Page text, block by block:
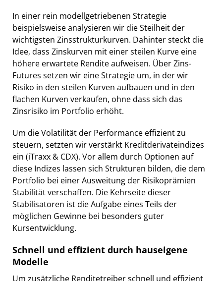
In einer rein modellgetriebenen Strategie
beispielsweise analysieren wir die Steilheit der
wichtigsten Zinsstrukturkurven. Dahinter steckt die
Idee, dass Zinskurven mit einer steilen Kurve eine
höhere erwartete Rendite aufweisen. Über Zins-
Futures setzen wir eine Strategie um, in der wir
Risiko in den steilen Kurven aufbauen und in den
flachen Kurven verkaufen, ohne dass sich das
Zinsrisiko im Portfolio erhöht.
Um die Volatilität der Performance effizient zu
steuern, setzten wir verstärkt Kreditderivateindizes
ein (iTraxx & CDX). Vor allem durch Optionen auf
diese Indizes lassen sich Strukturen bilden, die dem
Portfolio bei einer Ausweitung der Risikoprämien
Stabilität verschaffen. Die Kehrseite dieser
Stabilisatoren ist die Aufgabe eines Teils der
möglichen Gewinne bei besonders guter
Kursentwicklung.
Schnell und effizient durch hauseigene
Modelle
Um zusätzliche Renditetreiber schnell und effizient